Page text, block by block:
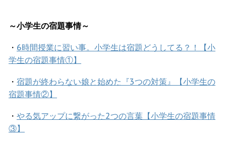
～小学生の宿題事情～
・ 6時間授業に習い事。小学生は宿題どうしてる？！【小
学生の宿題事情①】
・ 宿題が終わらない娘と始めた『3つの対策』【小学生の
宿題事情②】
・ やる気アップに繋がった2つの言葉【小学生の宿題事情
③】